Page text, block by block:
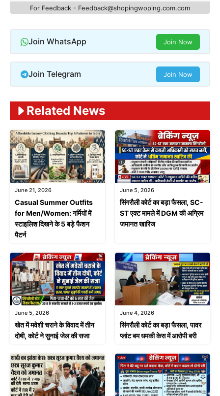
For Feedback - Feedback@shopingwoping.com.com
Join WhatsApp Join Now
Join Telegram Join Now
Related News
June 21, 2026
Casual Summer Outfits
for Men/Women: गर्मियों में
स्टाइलिश दिखने के 5 बड़े फैशन
पैटर्न
June 5, 2026
सिंगरौली कोर्ट का बड़ा फैसला, SC-
ST एक्ट मामले में DGM की अग्रिम
जमानत खारिज
June 5, 2026
खेत में मवेशी चराने के विवाद में तीन
दोषी, कोर्ट ने सुनाई जेल की सजा
June 4, 2026
सिंगरौली कोर्ट का बड़ा फैसला, पावर
प्लांट बम धमकी केस में आरोपी बरी